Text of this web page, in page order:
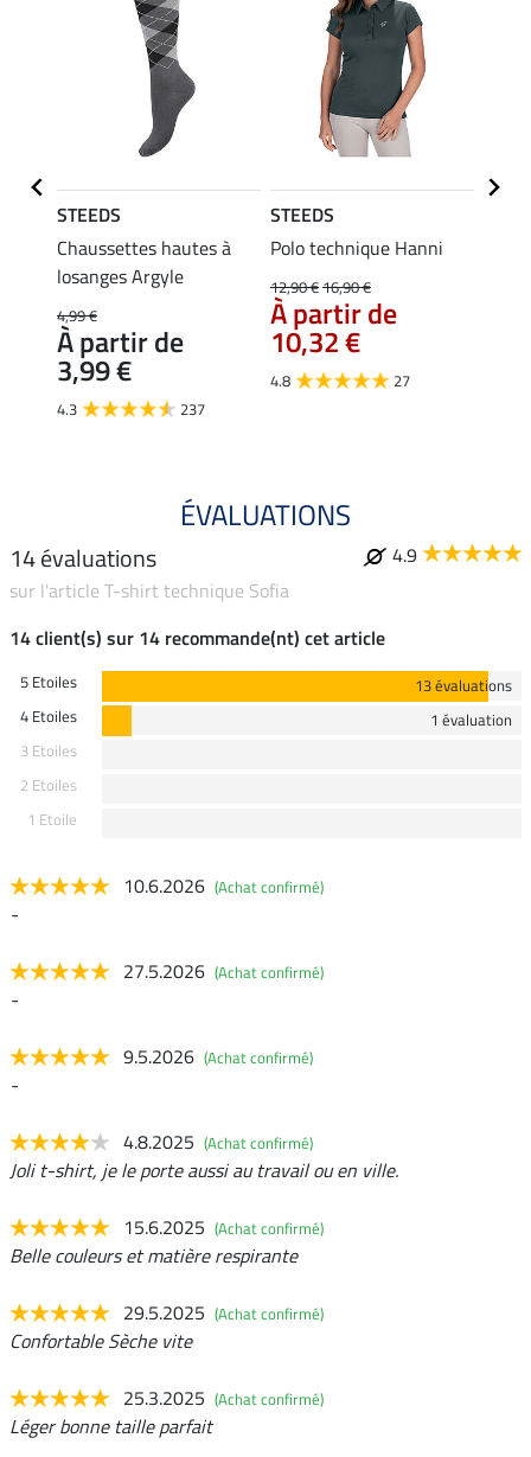
STEEDS
Chaussettes hautes à
losanges Argyle
4,99 €
À partir de
3,99 €
4.3 237
STEEDS
Polo technique Hanni
12,90 €16,90 €
À partir de
10,32 €
4.8 27
ÉVALUATIONS
14 évaluations
4.9
sur l'article T-shirt technique Sofia
14 client(s) sur 14 recommande(nt) cet article
5 Etoiles
13 évaluations
4 Etoiles
1 évaluation
3 Etoiles
2 Etoiles
1 Etoile
10.6.2026 (Achat confirmé)
-
27.5.2026 (Achat confirmé)
-
9.5.2026 (Achat confirmé)
-
4.8.2025 (Achat confirmé)
Joli t-shirt, je le porte aussi au travail ou en ville.
15.6.2025 (Achat confirmé)
Belle couleurs et matière respirante
29.5.2025 (Achat confirmé)
Confortable Sèche vite
25.3.2025 (Achat confirmé)
Léger bonne taille parfait